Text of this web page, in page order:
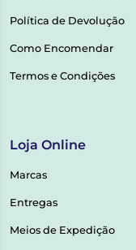
Política de Devolução
Como Encomendar
Termos e Condições
Loja Online
Marcas
Entregas
Meios de Expedição